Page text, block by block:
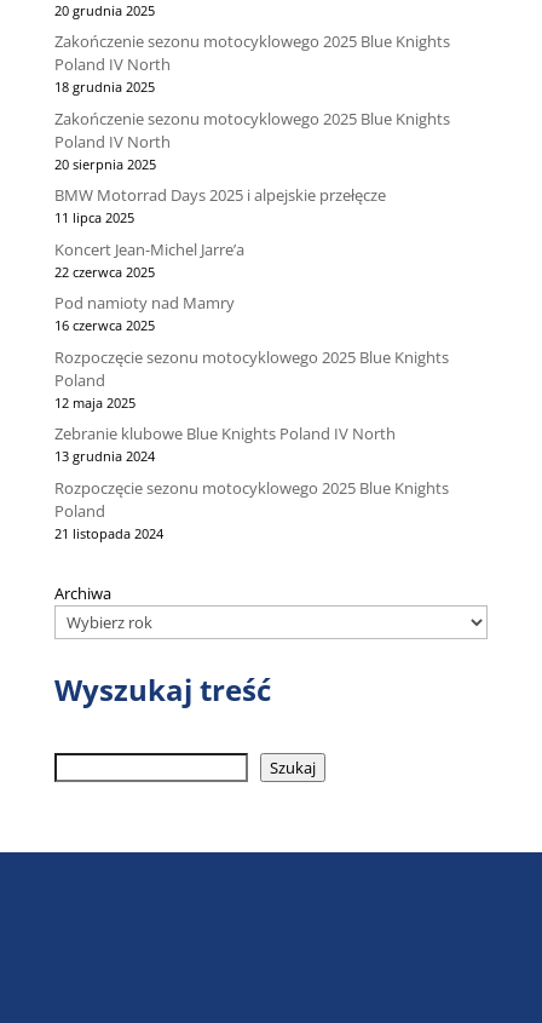
20 grudnia 2025
Zakończenie sezonu motocyklowego 2025 Blue Knights
Poland IV North
18 grudnia 2025
Zakończenie sezonu motocyklowego 2025 Blue Knights
Poland IV North
20 sierpnia 2025
BMW Motorrad Days 2025 i alpejskie przełęcze
11 lipca 2025
Koncert Jean-Michel Jarre’a
22 czerwca 2025
Pod namioty nad Mamry
16 czerwca 2025
Rozpoczęcie sezonu motocyklowego 2025 Blue Knights
Poland
12 maja 2025
Zebranie klubowe Blue Knights Poland IV North
13 grudnia 2024
Rozpoczęcie sezonu motocyklowego 2025 Blue Knights
Poland
21 listopada 2024
Archiwa
Wyszukaj treść
Szukaj Szukaj